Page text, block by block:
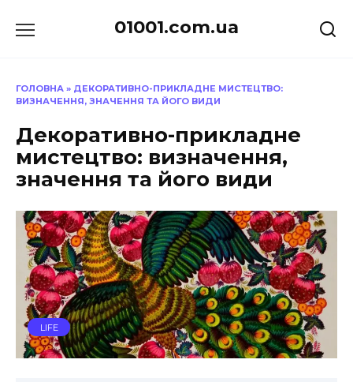
до
01001.com.ua
ГОЛОВНА » ДЕКОРАТИВНО-ПРИКЛАДНЕ МИСТЕЦТВО:
ВИЗНАЧЕННЯ, ЗНАЧЕННЯ ТА ЙОГО ВИДИ
Декоративно-прикладне
мистецтво: визначення,
значення та його види
LIFE